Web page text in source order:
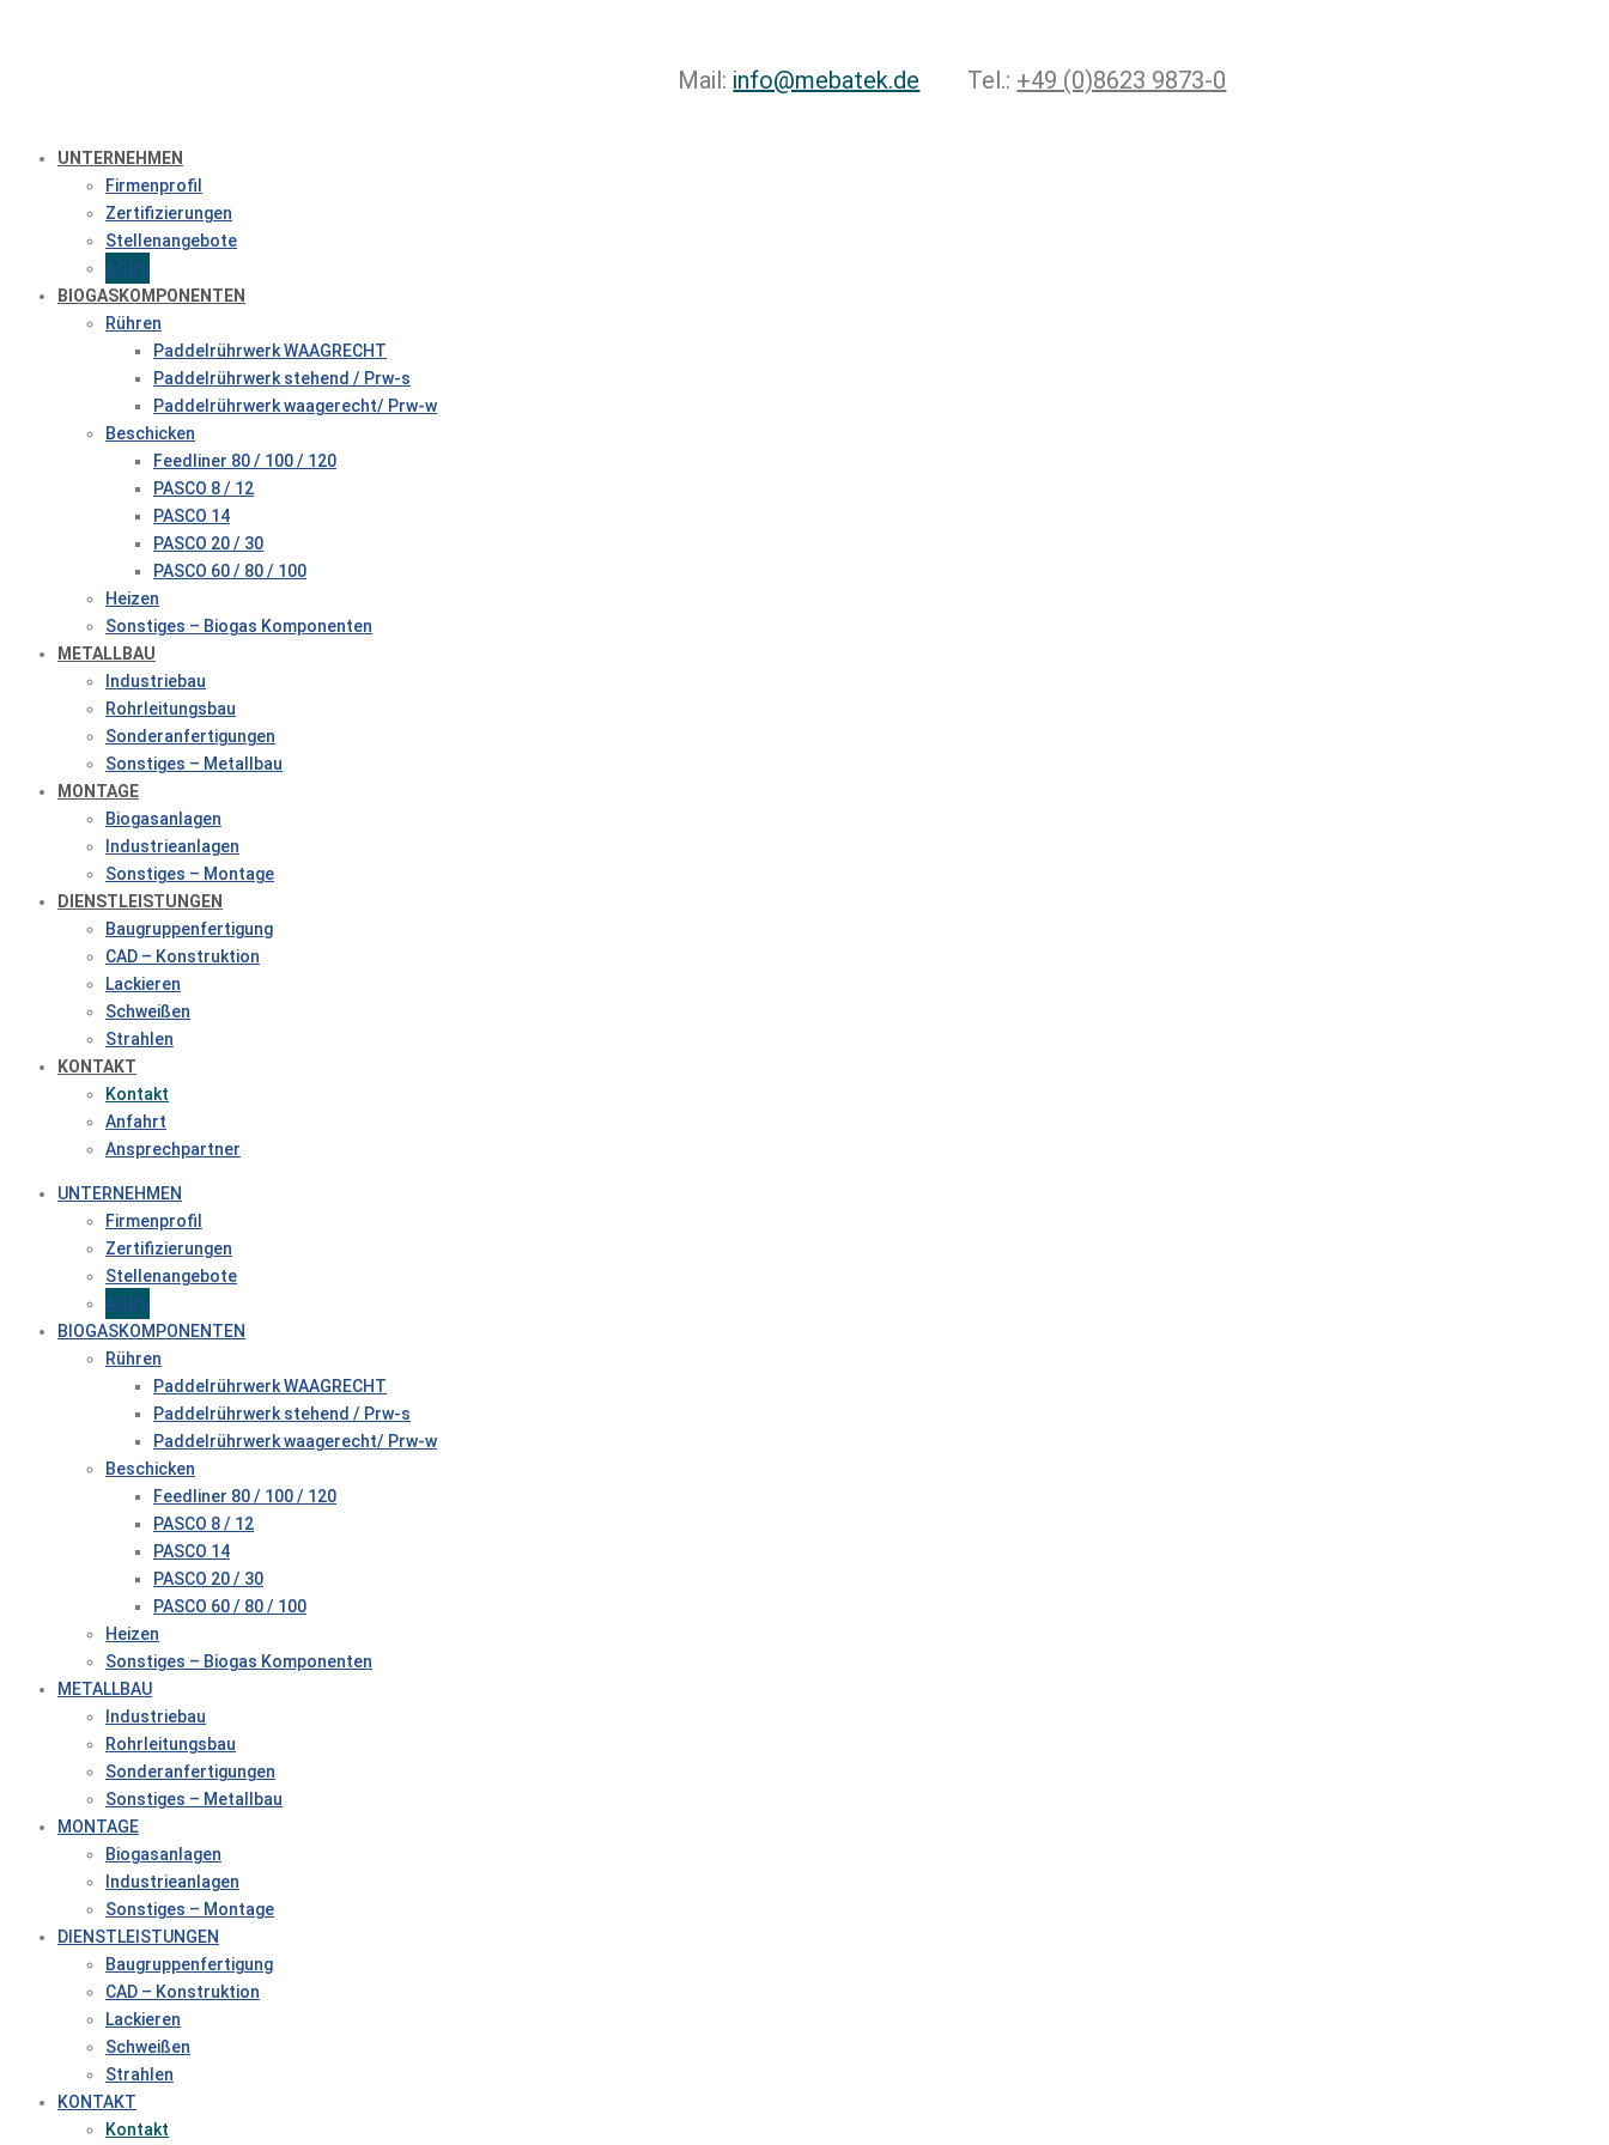
Mail: info@mebatek.de Tel.: +49 (0)8623 9873-0
UNTERNEHMEN
Firmenprofil
Zertifizierungen
Stellenangebote
AGB’s
BIOGASKOMPONENTEN
Rühren
Paddelrührwerk WAAGRECHT
Paddelrührwerk stehend / Prw-s
Paddelrührwerk waagerecht/ Prw-w
Beschicken
Feedliner 80 / 100 / 120
PASCO 8 / 12
PASCO 14
PASCO 20 / 30
PASCO 60 / 80 / 100
Heizen
Sonstiges – Biogas Komponenten
METALLBAU
Industriebau
Rohrleitungsbau
Sonderanfertigungen
Sonstiges – Metallbau
MONTAGE
Biogasanlagen
Industrieanlagen
Sonstiges – Montage
DIENSTLEISTUNGEN
Baugruppenfertigung
CAD – Konstruktion
Lackieren
Schweißen
Strahlen
KONTAKT
Kontakt
Anfahrt
Ansprechpartner
UNTERNEHMEN
Firmenprofil
Zertifizierungen
Stellenangebote
AGB’s
BIOGASKOMPONENTEN
Rühren
Paddelrührwerk WAAGRECHT
Paddelrührwerk stehend / Prw-s
Paddelrührwerk waagerecht/ Prw-w
Beschicken
Feedliner 80 / 100 / 120
PASCO 8 / 12
PASCO 14
PASCO 20 / 30
PASCO 60 / 80 / 100
Heizen
Sonstiges – Biogas Komponenten
METALLBAU
Industriebau
Rohrleitungsbau
Sonderanfertigungen
Sonstiges – Metallbau
MONTAGE
Biogasanlagen
Industrieanlagen
Sonstiges – Montage
DIENSTLEISTUNGEN
Baugruppenfertigung
CAD – Konstruktion
Lackieren
Schweißen
Strahlen
KONTAKT
Kontakt